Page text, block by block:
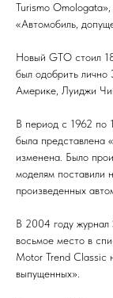
Turismo Omologata»,
«Автомобиль,
Новый GTO стоил
был одобрить
Америке, Луиджи
В период с 1962 по
была представлена
изменена. Было
моделям поставили
произведенных
В 2004 году
восьмое место в
Motor Trend Classic
выпущенных».